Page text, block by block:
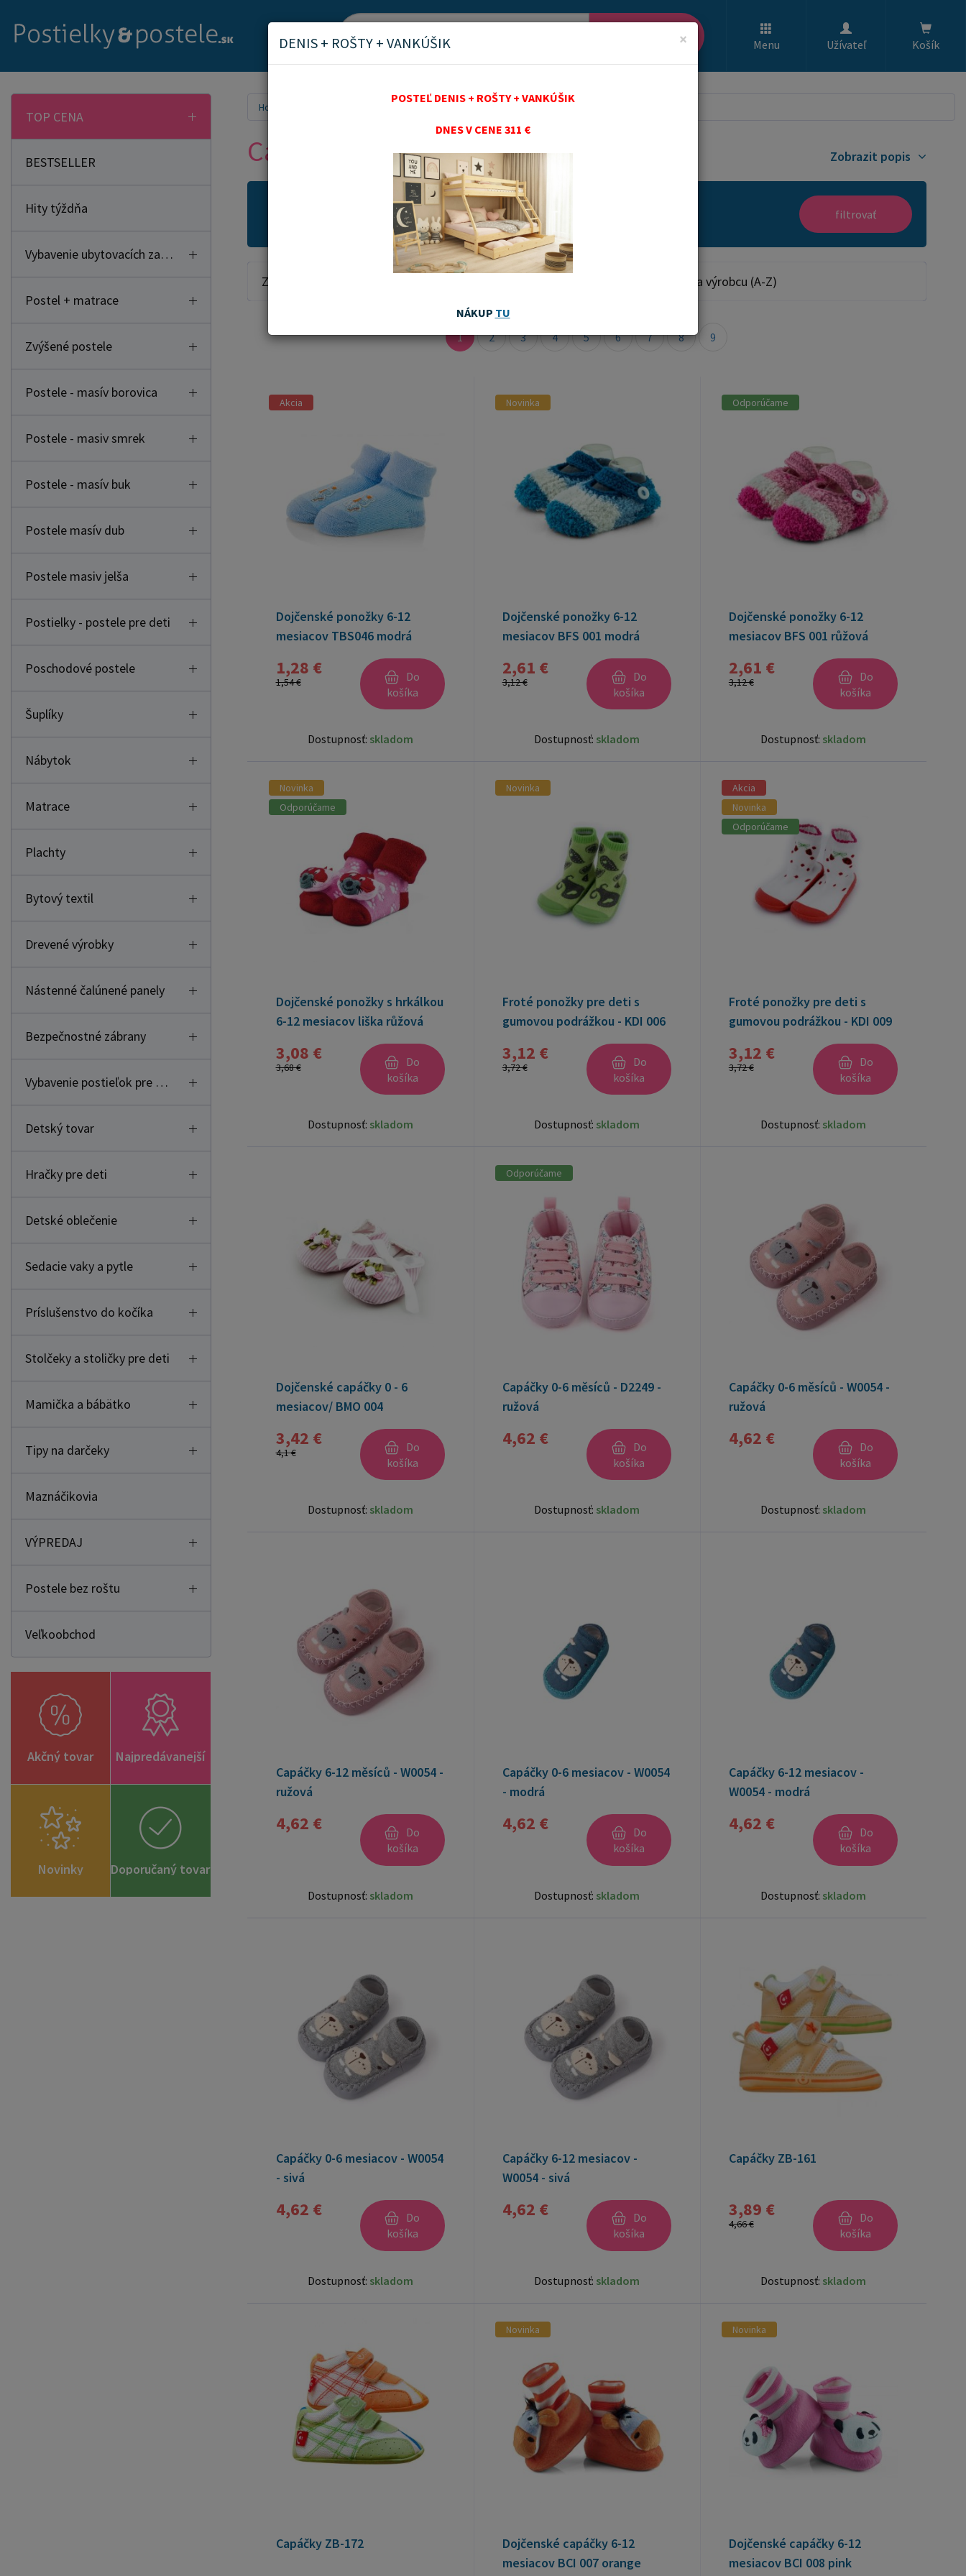
Menu Užívateľ Košík
TOP CENA
BESTSELLER
Hity týždňa
Vybavenie ubytovacích zariadení
Postel + matrace
Zvýšené postele
Postele - masív borovica
Postele - masiv smrek
Postele - masív buk
Postele masív dub
Postele masiv jelša
Postielky - postele pre deti
Poschodové postele
Šuplíky
Nábytok
Matrace
Plachty
Bytový textil
Drevené výrobky
Nástenné čalúnené panely
Bezpečnostné zábrany
Vybavenie postieľok pre deti
Detský tovar
Hračky pre deti
Detské oblečenie
Sedacie vaky a pytle
Príslušenstvo do kočíka
Stolčeky a stoličky pre deti
Mamička a bábätko
Tipy na darčeky
Maznáčikovia
VÝPREDAJ
Postele bez roštu
Veľkoobchod
Akčný tovar Najpredávanejší
Novinky Doporučaný tovar
Home
Capáčky Zobrazit popis
Akčný tovar Odporúčame filtrovať
Zoradiť od: Podľa výrobcu (A-Z)
1 2 3 4 5 6 7 8 9
Akcia
Dojčenské ponožky 6-12
mesiacov TBS046 modrá
1,28 €
1,54 €
Do
košíka
Dostupnosť: skladom
Novinka
Dojčenské ponožky 6-12
mesiacov BFS 001 modrá
2,61 €
3,12 €
Do
košíka
Dostupnosť: skladom
Odporúčame
Dojčenské ponožky 6-12
mesiacov BFS 001 růžová
2,61 €
3,12 €
Do
košíka
Dostupnosť: skladom
Novinka
Odporúčame
Dojčenské ponožky s hrkálkou
6-12 mesiacov liška růžová
3,08 €
3,68 €
Do
košíka
Dostupnosť: skladom
Novinka
Froté ponožky pre deti s
gumovou podrážkou - KDI 006
3,12 €
3,72 €
Do
košíka
Dostupnosť: skladom
Akcia
Novinka
Odporúčame
Froté ponožky pre deti s
gumovou podrážkou - KDI 009
3,12 €
3,72 €
Do
košíka
Dostupnosť: skladom
Dojčenské capáčky 0 - 6
mesiacov/ BMO 004
3,42 €
4,1 €
Do
košíka
Dostupnosť: skladom
Odporúčame
Capáčky 0-6 měsíců - D2249 -
ružová
4,62 €
Do
košíka
Dostupnosť: skladom
Capáčky 0-6 měsíců - W0054 -
ružová
4,62 €
Do
košíka
Dostupnosť: skladom
Capáčky 6-12 měsíců - W0054 -
ružová
4,62 €
Do
košíka
Dostupnosť: skladom
Capáčky 0-6 mesiacov - W0054
- modrá
4,62 €
Do
košíka
Dostupnosť: skladom
Capáčky 6-12 mesiacov -
W0054 - modrá
4,62 €
Do
košíka
Dostupnosť: skladom
Capáčky 0-6 mesiacov - W0054
- sivá
4,62 €
Do
košíka
Dostupnosť: skladom
Capáčky 6-12 mesiacov -
W0054 - sivá
4,62 €
Do
košíka
Dostupnosť: skladom
Capáčky ZB-161
3,89 €
4,66 €
Do
košíka
Dostupnosť: skladom
Capáčky ZB-172
Novinka
Dojčenské capáčky 6-12
mesiacov BCI 007 orange
Novinka
Dojčenské capáčky 6-12
mesiacov BCI 008 pink
×
DENIS + ROŠTY + VANKÚŠIK
POSTEĽ DENIS + ROŠTY + VANKÚŠIK
DNES V CENE 311 €
NÁKUP TU